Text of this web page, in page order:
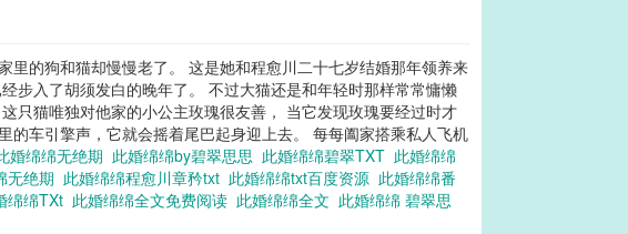
的狗和猫却慢慢老了。 这是她和程愈川二十七岁结婚那年领养来
步入了胡须发白的晚年了。 不过大猫还是和年轻时那样常常慵懒
只猫唯独对他家的小公主玫瑰很友善， 当它发现玫瑰要经过时才
车引擎声，它就会摇着尾巴起身迎上去。 每每阖家搭乘私人飞机
婚绵绵无绝期 此婚绵绵by碧翠思思 此婚绵绵碧翠TXT 此婚绵绵
无绝期 此婚绵绵程愈川章矜txt 此婚绵绵txt百度资源 此婚绵绵番
绵绵TXt 此婚绵绵全文免费阅读 此婚绵绵全文 此婚绵绵 碧翠思